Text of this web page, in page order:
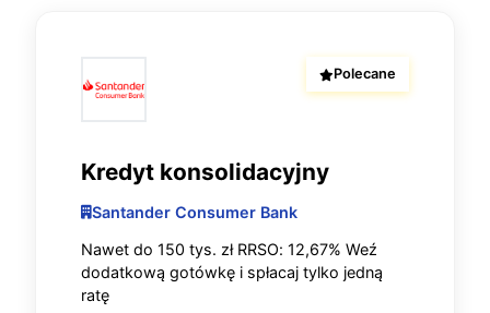
Polecane
Kredyt konsolidacyjny
Santander Consumer Bank
Nawet do 150 tys. zł RRSO: 12,67% Weź
dodatkową gotówkę i spłacaj tylko jedną
ratę